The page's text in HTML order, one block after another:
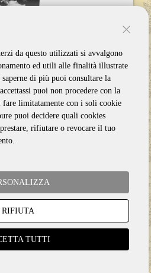
da questo utilizzati si avvalgono
ed utili alle finalità illustrate
di più puoi consultare la
puoi non procedere con la
fare limitatamente con i soli cookie
puoi decidere quali cookies
rifiutare o revocare il tuo
RIFIUTA
TUTTI